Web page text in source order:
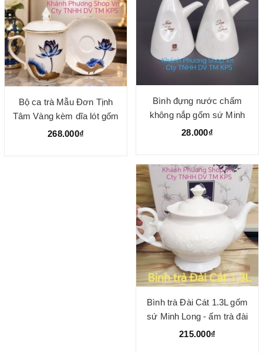
Bộ ca trà Mẫu Đơn Tịnh
Tâm Vàng kèm dĩa lót gốm
sứ Minh Long
268.000₫
Bình đựng nước chấm
không nắp gốm sứ Minh
Long
28.000₫
Bình trà Đài Cát 1.3L gốm
sứ Minh Long - ấm trà đài
cát minh long
215.000₫